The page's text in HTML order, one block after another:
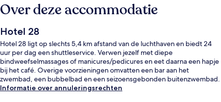
Over deze accommodatie
Hotel 28
Hotel 28 ligt op slechts 5,4 km afstand van de luchthaven en biedt 24
uur per dag een shuttleservice. Verwen jezelf met diepe
bindweefselmassages of manicures/pedicures en eet daarna een hapje
bij het café. Overige voorzieningen omvatten een bar aan het
zwembad, een bubbelbad en een seizoensgebonden buitenzwembad.
Informatie over annuleringsrechten